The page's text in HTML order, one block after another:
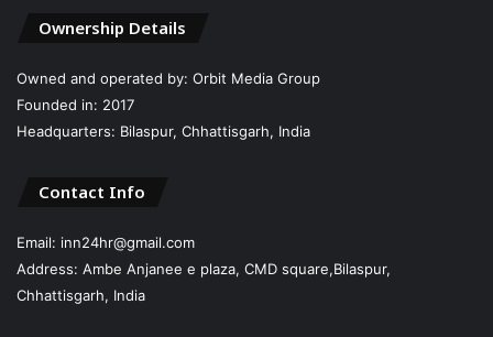
Ownership Details
Owned and operated by: Orbit Media Group
Founded in: 2017
Headquarters: Bilaspur, Chhattisgarh, India
Contact Info
Email: inn24hr@gmail.com
Address: Ambe Anjanee e plaza, CMD square,Bilaspur,
Chhattisgarh, India